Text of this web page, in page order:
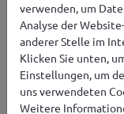
verwenden, um
Analyse der
anderer Stelle im
Klicken Sie unten,
Einstellungen, um
uns verwendeten
Weitere